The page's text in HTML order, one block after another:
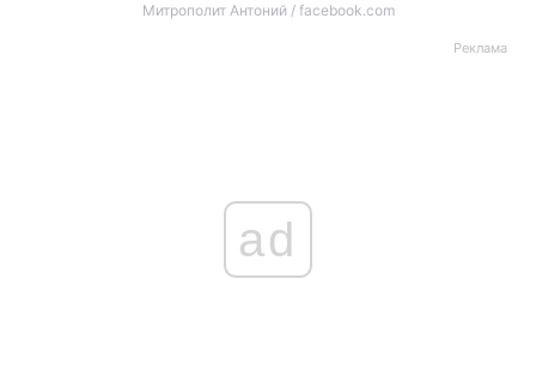
Митрополит Антоний / facebook.com
Реклама
ad